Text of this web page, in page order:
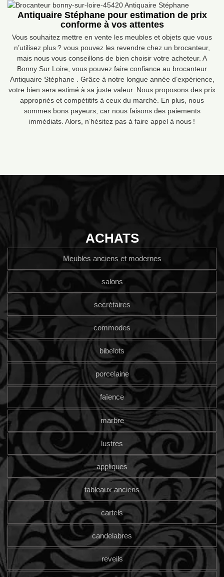
Antiquaire Stéphane pour estimation de prix
conforme à vos attentes
Vous souhaitez mettre en vente les meubles et objets que vous
n’utilisez plus ? vous pouvez les revendre chez un brocanteur,
mais nous vous conseillons de bien choisir votre acheteur. A
Bonny Sur Loire, vous pouvez faire confiance au brocanteur
Antiquaire Stéphane . Grâce à notre longue année d’expérience,
votre bien sera estimé à sa juste valeur. Nous proposons des prix
appropriés et compétitifs à ceux du marché. En plus, nous
sommes bons payeurs, car nous faisons des paiements
immédiats. Alors, n’hésitez pas à faire appel à nous !
ACHATS
Meubles anciens et modernes
salons
secrétaires
commodes
bibelots
porcelaine
faïence
marbre
lustres
appliques
tableaux anciens
cartels
candelabres
reveils